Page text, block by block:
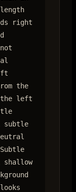
right
the
left
subtle
shallow